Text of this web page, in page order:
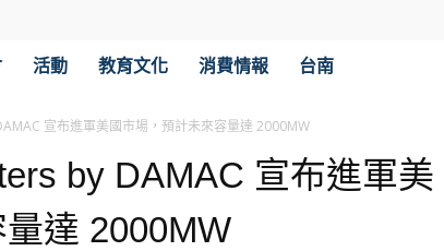
活動 教育文化 消費情報 台南
宣布進軍美國市場，預計未來容量達 2000MW
by DAMAC 宣布進軍美
達 2000MW